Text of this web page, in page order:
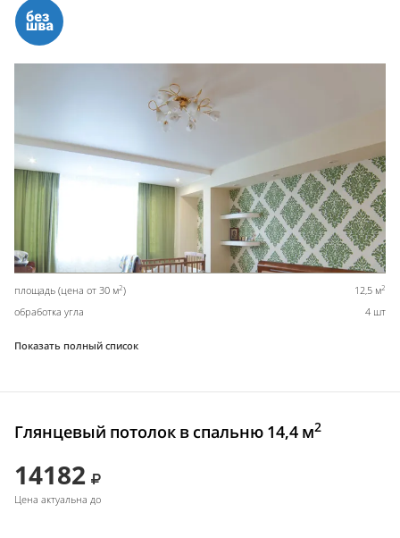
площадь (цена от 30 м2) 12,5 м2
обработка угла 4 шт
Показать полный список
Глянцевый потолок в спальню 14,4 м2
14182
Цена актуальна до